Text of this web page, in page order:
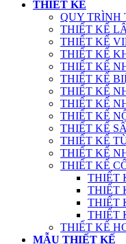
THIẾT KẾ
QUY TRÌNH
THIẾT KẾ
THIẾT KẾ
THIẾT KẾ
THIẾT KẾ
THIẾT KẾ
THIẾT KẾ
THIẾT KẾ
THIẾT KẾ
THIẾT KẾ
THIẾT KẾ
THIẾT KẾ
THIẾT KẾ
THIẾT
THIẾT
THIẾT
THIẾT
THIẾT KẾ
MẪU THIẾT KẾ